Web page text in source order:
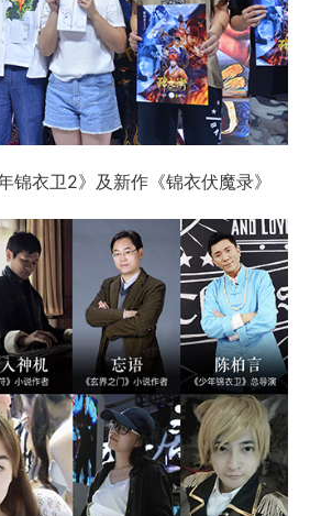
锦衣卫2》及新作《锦衣伏魔录》